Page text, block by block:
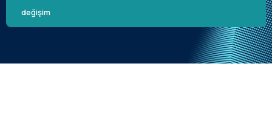
değişim